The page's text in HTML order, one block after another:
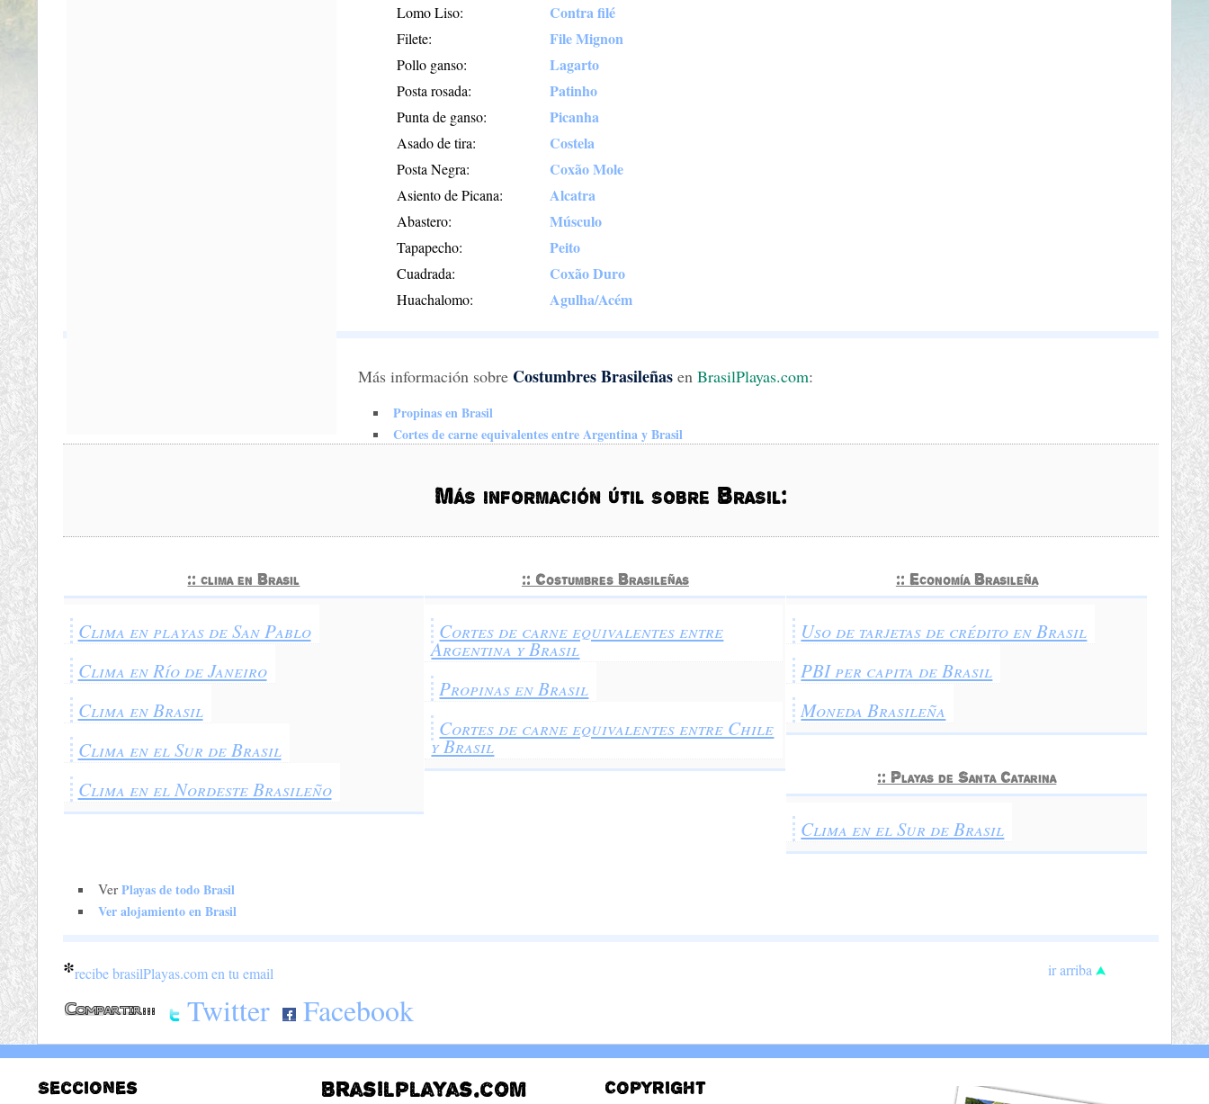
Lomo Liso: Contra filé
Filete: File Mignon
Pollo ganso: Lagarto
Posta rosada: Patinho
Punta de ganso: Picanha
Asado de tira: Costela
Posta Negra: Coxão Mole
Asiento de Picana: Alcatra
Abastero: Músculo
Tapapecho: Peito
Cuadrada: Coxão Duro
Huachalomo: Agulha/Acém
Más información útil sobre Brasil:
:: clima en Brasil
Clima en playas de San Pablo
Clima en Río de Janeiro
Clima en Brasil
Clima en el Sur de Brasil
Clima en el Nordeste Brasileño
:: Costumbres Brasileñas
Cortes de carne equivalentes entre
Argentina y Brasil
Propinas en Brasil
Cortes de carne equivalentes entre Chile
y Brasil
:: Economía Brasileña
Uso de tarjetas de crédito en Brasil
PBI per capita de Brasil
Moneda Brasileña
:: Playas de Santa Catarina
Clima en el Sur de Brasil
Más información sobre Costumbres Brasileñas enBrasilPlayas.com:
Propinas en Brasil
Cortes de carne equivalentes entre Argentina y Brasil
Ver Playas de todo Brasil
Ver alojamiento en Brasil
*recibe brasilPlayas.com en tu email ir arriba
Twitter Facebook
Secciones Brasilplayas.com Copyright